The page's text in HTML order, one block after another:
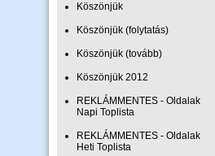
Köszönjük
Köszönjük (folytatás)
Köszönjük (tovább)
Köszönjük 2012
REKLÁMMENTES - Oldalak
Napi Toplista
REKLÁMMENTES - Oldalak
Heti Toplista